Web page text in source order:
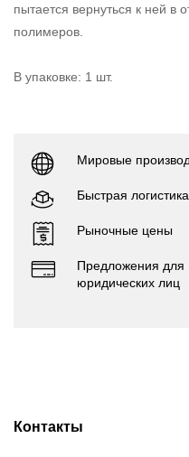
пытается вернуться к ней в
полимеров.
В упаковке: 1 шт.
Мировые
Быстрая логистика
Рыночные цены
Предложения для
юридических лиц
Контакты